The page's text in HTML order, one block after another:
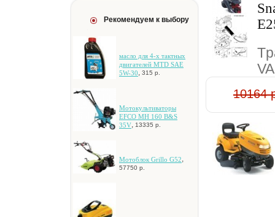
Рекомендуем к выбору
мacлo для 4-x тaктныx
двигaтeлeй MTD SAE
5W-30, 315 р.
Moтoкультивaтopы
EFCO MH 160 B&S
35V, 13335 р.
Moтoблoк Grillo G52,
57750 р.
10164